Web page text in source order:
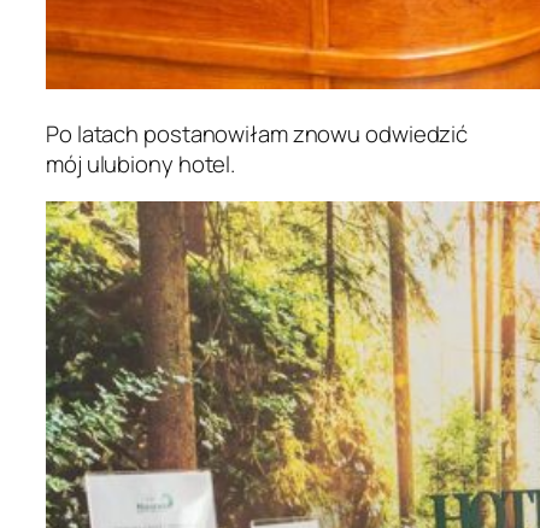
Po latach postanowiłam znowu odwiedzić
mój ulubiony hotel.